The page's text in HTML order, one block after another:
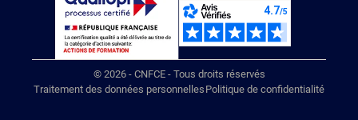
© 2026 - CNFCE - Tous droits réservés
Traitement des données personnelles Politique de confidentialité